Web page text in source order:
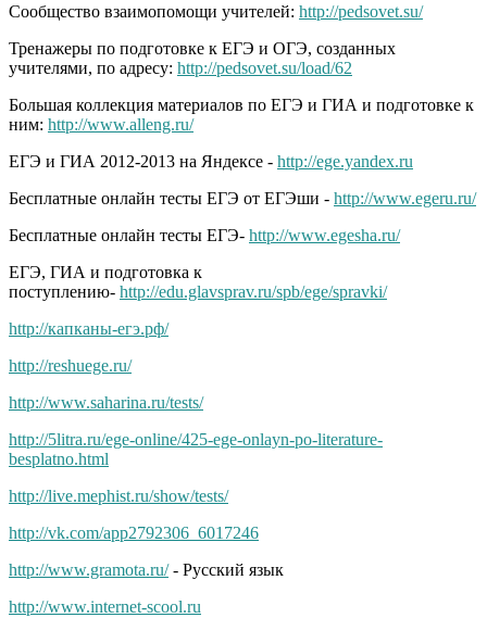
Сообщество взаимопомощи учителей: http://pedsovet.su/
Тренажеры по подготовке к ЕГЭ и ОГЭ, созданных
учителями, по адресу: http://pedsovet.su/load/62
Большая коллекция материалов по ЕГЭ и ГИА и подготовке к
ним: http://www.alleng.ru/
ЕГЭ и ГИА 2012-2013 на Яндексе - http://ege.yandex.ru
Бесплатные онлайн тесты ЕГЭ от ЕГЭши - http://www.egeru.ru/
Бесплатные онлайн тесты ЕГЭ- http://www.egesha.ru/
ЕГЭ, ГИА и подготовка к
поступлению- http://edu.glavsprav.ru/spb/ege/spravki/
http://капканы-егэ.рф/
http://reshuege.ru/
http://www.saharina.ru/tests/
http://5litra.ru/ege-online/425-ege-onlayn-po-literature-
besplatno.html
http://live.mephist.ru/show/tests/
http://vk.com/app2792306_6017246
http://www.gramota.ru/- Русский язык
http://www.internet-scool.ru